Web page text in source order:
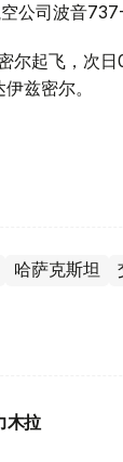
公司波音
尔起飞，次
兹密尔。
哈萨克斯坦
木拉